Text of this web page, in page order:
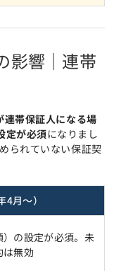
影響｜連帯
連帯保証人になる場
定が必須になりまし
られていない保証契
月〜）
の設定が必須。未
は無効